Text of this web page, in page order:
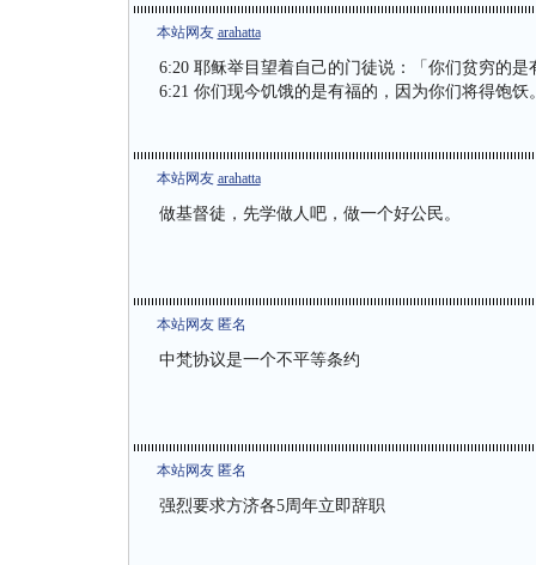
本站网友 arahatta
6:20 耶稣举目望着自己的门徒说：「你们贫穷的
6:21 你们现今饥饿的是有福的，因为你们将得饱
本站网友 arahatta
做基督徒，先学做人吧，做一个好公民。
本站网友 匿名
中梵协议是一个不平等条约
本站网友 匿名
强烈要求方济各5周年立即辞职